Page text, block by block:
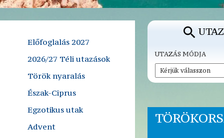
Előfoglalás 2027
2026/27 Téli utazások
Török nyaralás
Észak-Ciprus
Egzotikus utak
Advent
UTAZÁS MÓDJA